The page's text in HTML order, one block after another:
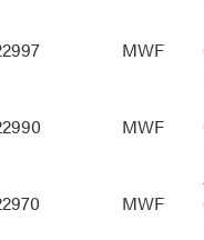
MWF
MWF
MWF